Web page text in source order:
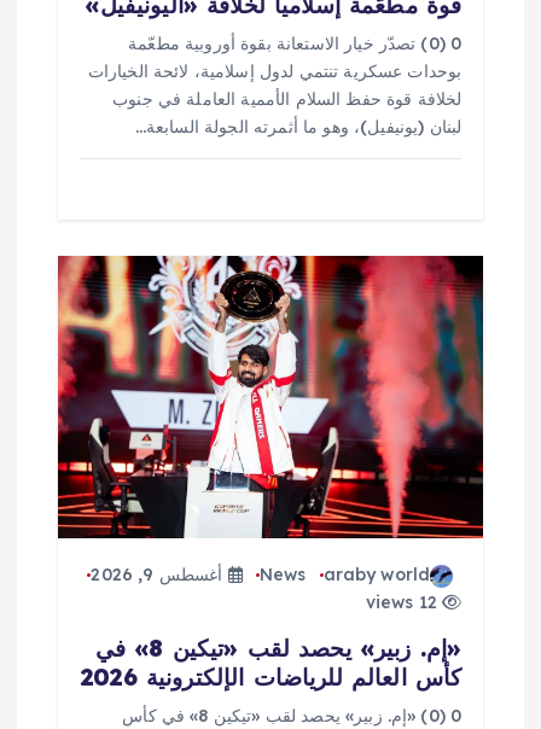
0 (0) تصدّر خيار الاستعانة بقوة أوروبية مطعّمة
بوحدات عسكرية تنتمي لدول إسلامية، لائحة الخيارات
لخلافة قوة حفظ السلام الأممية العاملة في جنوب
لبنان (يونيفيل)، وهو ما أثمرته الجولة السابعة…
araby world
News
أغسطس 9, 2026
12 views
«إم. زبير» يحصد لقب «تيكين 8» في
كأس العالم للرياضات الإلكترونية 2026
0 (0) «إم. زبير» يحصد لقب «تيكين 8» في كأس